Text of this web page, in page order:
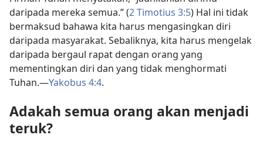
daripada mereka semua.” (2 Timotius 3:5) Hal ini tidak
bermaksud bahawa kita harus mengasingkan diri
daripada masyarakat. Sebaliknya, kita harus mengelak
daripada bergaul rapat dengan orang yang
mementingkan diri dan yang tidak menghormati
Tuhan.—Yakobus 4:4.
Adakah semua orang akan menjadi
teruk?